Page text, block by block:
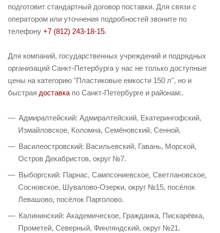
подготовит стандартный договор поставки. Для связи с
оператором или уточнения подробностей звоните по
телефону +7 (812) 243-18-15.
Для компаний, государственных учреждений и подрядных
организаций Санкт-Петербурга у нас не только доступные
цены на категорию "Пластиковые емкости 150 л", но и
быстрая доставка по Санкт-Петербурге и районам:.
Адмиралтейский: Адмиралтейский, Екатерингофский,
Измайловское, Коломна, Семёновский, Сенной.
Василеостровский: Васильевский, Гавань, Морской,
Остров Декабристов, округ №7.
Выборгский: Парнас, Сампсониевское, Светлановское,
Сосновское, Шувалово-Озерки, округ №15, посёлок
Левашово, посёлок Парголово.
Калининский: Академическое, Гражданка, Пискарёвка,
Прометей, Северный, Финляндский, округ №21.